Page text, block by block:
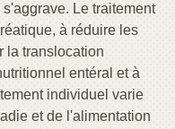
Le traitement
à réduire les
la translocation
entéral et à
individuel varie
et de l'alimentation